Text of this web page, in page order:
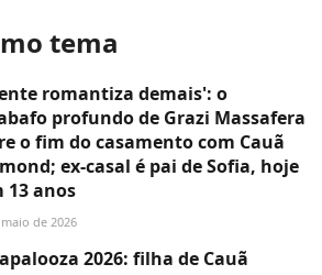
tema
romantiza demais': o
profundo de Grazi Massafera
o fim do casamento com Cauã
ex-casal é pai de Sofia, hoje
13 anos
de 2026
2026: filha de Cauã